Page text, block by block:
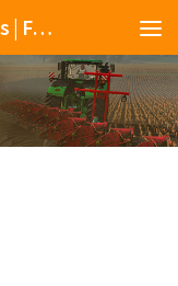
Landwirtschafts Simulator 25 Mods | Farming Simulator 25 Mods | FS25 Mods